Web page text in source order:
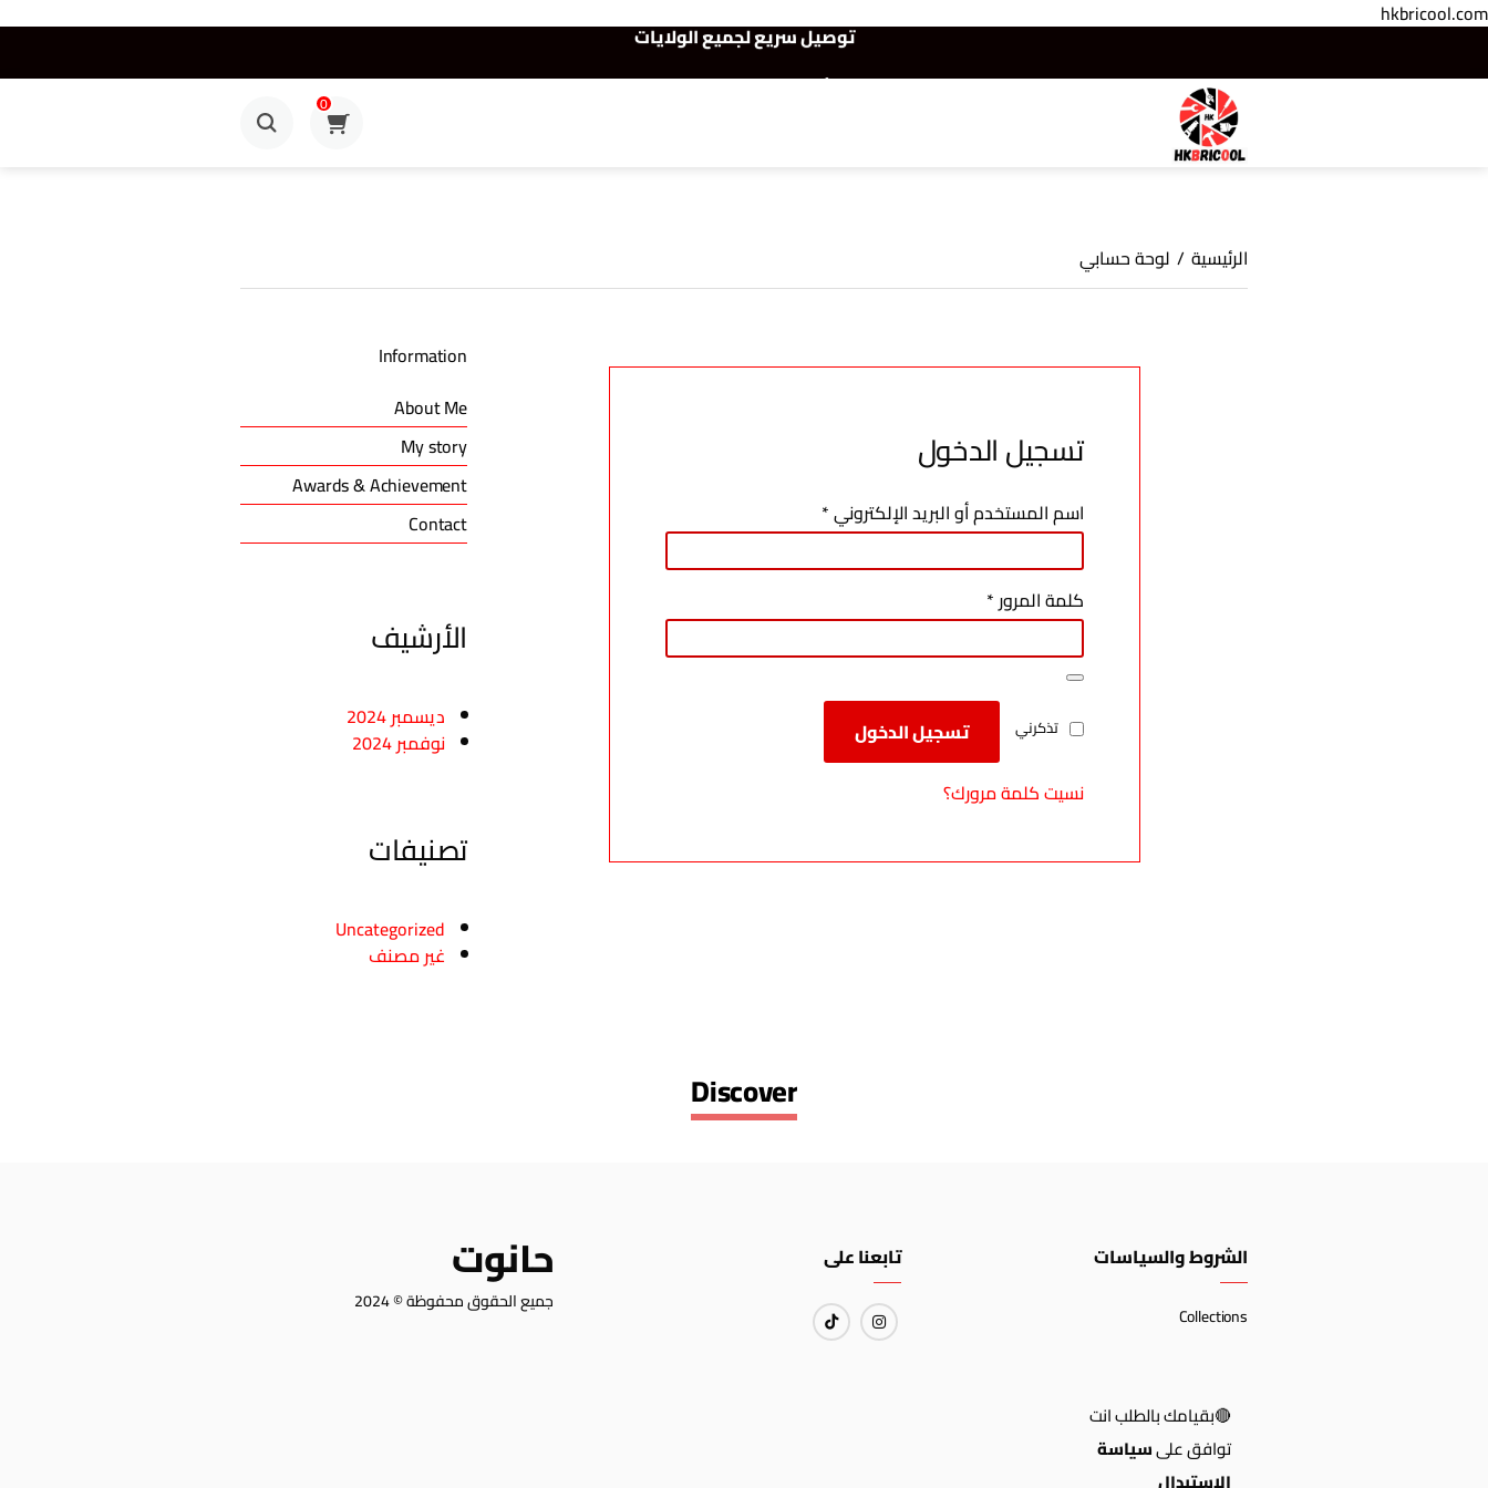
hkbricool.com
نفخر بأكثر من 5000 مشتري سعيد
0
الرئيسية / لوحة حسابي
تسجيل الدخول
اسم المستخدم أو البريد الإلكتروني*
كلمة المرور*
تذكرني
تسجيل الدخول
نسيت كلمة مرورك؟
Information
About Me
My story
Awards & Achievement
Contact
الأرشيف
ديسمبر 2024
نوفمبر 2024
تصنيفات
Uncategorized
غير مصنف
Discover
الشروط والسياسات
Collections
🔴بقيامك بالطلب انت
توافق علىسياسة
تابعنا على حانوت
جميع الحقوق محفوظة © 2024